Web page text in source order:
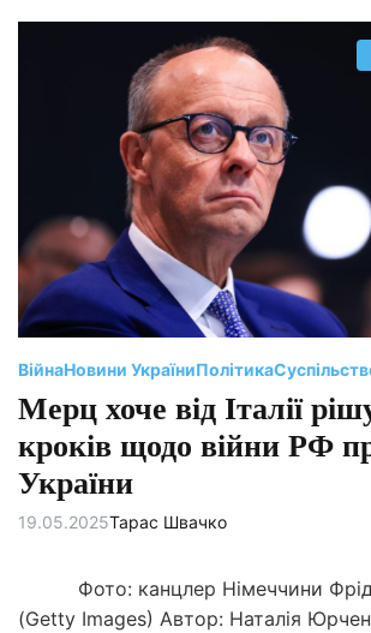
ВійнаНовини УкраїниПолітика
Мерц хоче від Італії
кроків щодо війни РФ
України
19.05.2025Тарас Швачко
Фото: канцлер Німеччини
(Getty Images) Автор: Наталія